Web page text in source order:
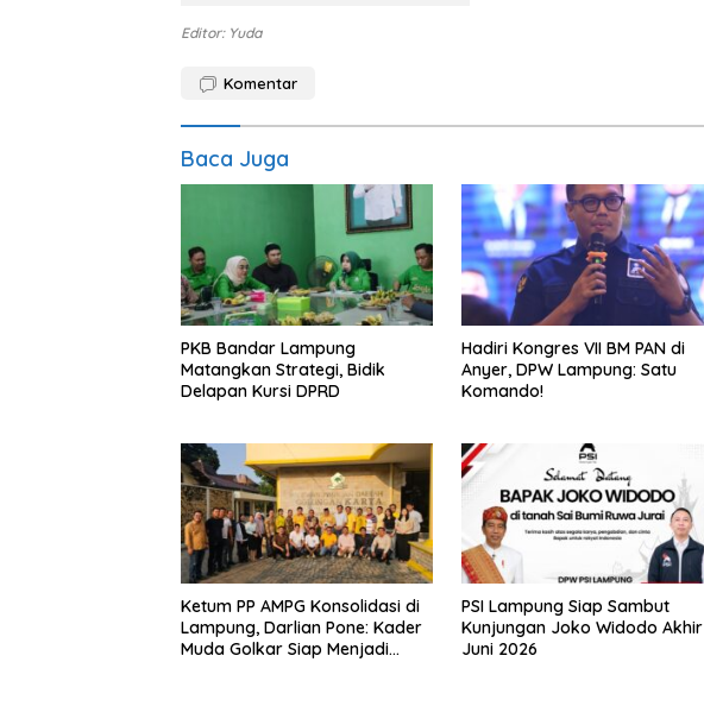
Editor: Yuda
Komentar
Baca Juga
PKB Bandar Lampung
Matangkan Strategi, Bidik
Delapan Kursi DPRD
Hadiri Kongres VII BM PAN di
Anyer, DPW Lampung: Satu
Komando!
Ketum PP AMPG Konsolidasi di
Lampung, Darlian Pone: Kader
Muda Golkar Siap Menjadi
PSI Lampung Siap Sambut
Kunjungan Joko Widodo Akhir
Juni 2026